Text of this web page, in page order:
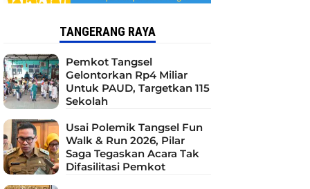
TANGERANG RAYA
Pemkot Tangsel
Gelontorkan Rp4 Miliar
Untuk PAUD, Targetkan 115
Sekolah
Usai Polemik Tangsel Fun
Walk & Run 2026, Pilar
Saga Tegaskan Acara Tak
Difasilitasi Pemkot